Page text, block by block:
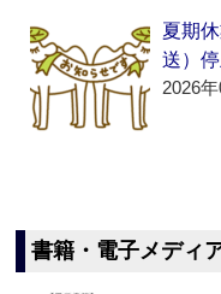
夏期
送）
2026
書籍・電子メディ